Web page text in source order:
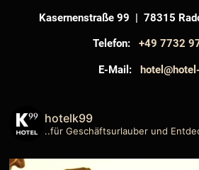
Kasernenstraße 99 | 78315
Telefon: +49 7732
E-Mail:
hotelk99
..für Geschäftsurlauber und